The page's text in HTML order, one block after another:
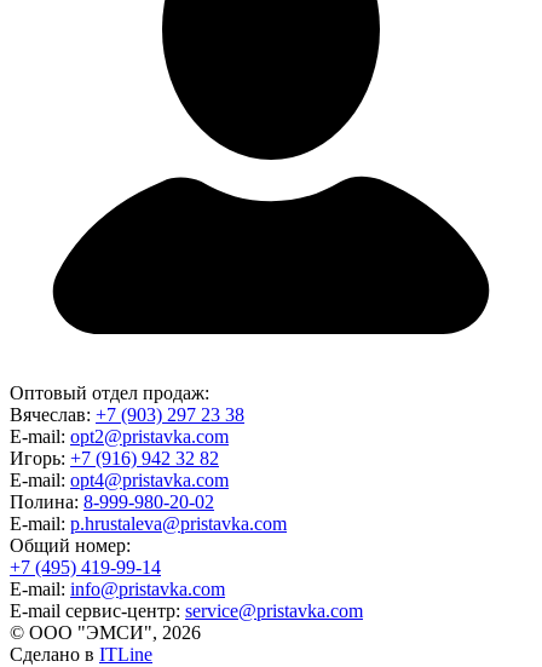
Оптовый отдел продаж:
Вячеслав: +7 (903) 297 23 38
E-mail: opt2@pristavka.com
Игорь: +7 (916) 942 32 82
E-mail: opt4@pristavka.com
Полина: 8-999-980-20-02
E-mail: p.hrustaleva@pristavka.com
Общий номер:
+7 (495) 419-99-14
E-mail: info@pristavka.com
E-mail сервис-центр: service@pristavka.com
© ООО "ЭМСИ", 2026
Сделано в ITLine